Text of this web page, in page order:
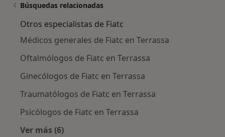
Búsquedas relacionadas
Otros especialistas de Fiatc
Médicos generales de Fiatc en Terrassa
Oftalmólogos de Fiatc en Terrassa
Ginecólogos de Fiatc en Terrassa
Traumatólogos de Fiatc en Terrassa
Psicólogos de Fiatc en Terrassa
Ver más (6)